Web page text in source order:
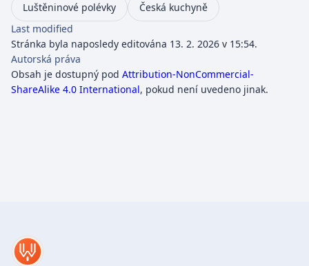
Luštěninové polévky
Česká kuchyně
Last modified
Stránka byla naposledy editována 13. 2. 2026 v 15:54.
Autorská práva
Obsah je dostupný pod Attribution-NonCommercial-
ShareAlike 4.0 International, pokud není uvedeno jinak.